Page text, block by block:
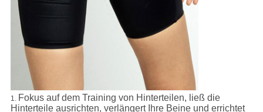
1. Fokus auf dem Training von Hinterteilen, ließ die
Hinterteile ausrichten, verlängert Ihre Beine und errichtet